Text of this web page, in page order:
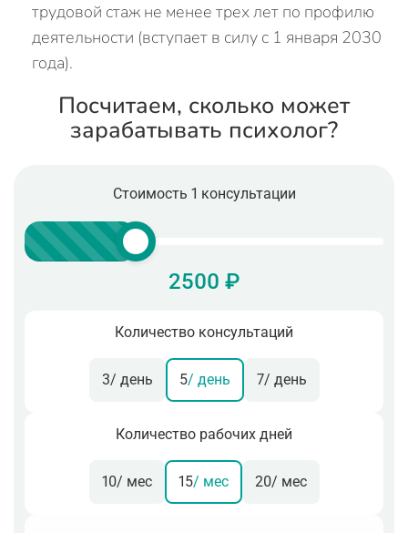
трудовой стаж не менее трех лет по профилю
деятельности (вступает в силу с 1 января 2030
года).
Посчитаем, сколько может
зарабатывать психолог?
Стоимость 1 консультации
2500 ₽
Количество консультаций
3/ день 5/ день 7/ день
Количество рабочих дней
10/ мес 15/ мес 20/ мес